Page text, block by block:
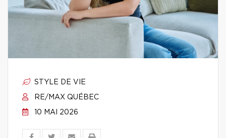
STYLE DE VIE
RE/MAX QUÉBEC
10 MAI 2026